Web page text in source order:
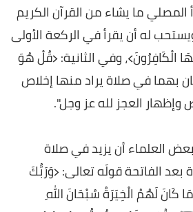
المصلي ما يشاء من القرآن الكريم
له أن يقرأ في الركعة الأولى
الْكَافِرُونَ﴾، وفي الثانية: ﴿قُلْ هُوَ
بهما في صلاة يراد منها إخلاص
العجز لله عز وجل".
العلماء أن يزيد في صلاة
بعد الفاتحة قولَه تعالى: ﴿وَرَبُّكَ
كَانَ لَهُمُ الْخِيَرَةُ سُبْحَانَ اللهِ